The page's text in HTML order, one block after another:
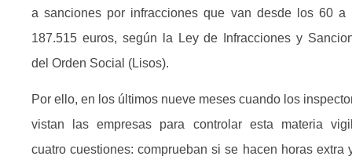
a sanciones por infracciones que van desde los 60 a
187.515 euros, según la Ley de Infracciones y
del Orden Social (Lisos).
Por ello, en los últimos nueve meses cuando los
vistan las empresas para controlar esta materia
cuatro cuestiones: comprueban si se hacen horas extra